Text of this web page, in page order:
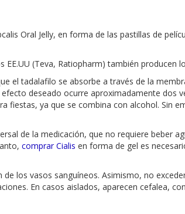
Oral Jelly, en forma de las pastillas de
(Teva, Ratiopharm) también producen
el tadalafilo se absorbe a través de la
deseado ocurre aproximadamente dos
fiestas, ya que se combina con alcohol. Sin
de la medicación, que no requiere beber
comprar Cialis en forma de gel es
los vasos sanguíneos. Asimismo, no
En casos aislados, aparecen cefalea,